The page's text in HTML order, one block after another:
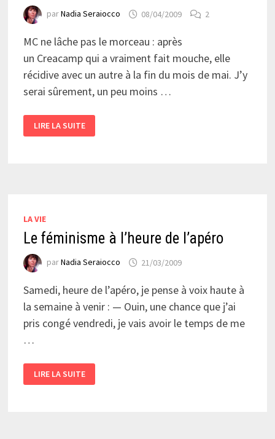
parNadia Seraiocco 08/04/2009 2
MC ne lâche pas le morceau : après
un Creacamp qui a vraiment fait mouche, elle
récidive avec un autre à la fin du mois de mai. J’y
serai sûrement, un peu moins …
RÉCIDIVE
LIRE LA SUITE
LA VIE
Le féminisme à l’heure de l’apéro
parNadia Seraiocco 21/03/2009
Samedi, heure de l’apéro, je pense à voix haute à
la semaine à venir : — Ouin, une chance que j’ai
pris congé vendredi, je vais avoir le temps de me
…
FÉMINISME
À
LIRE LA SUITE